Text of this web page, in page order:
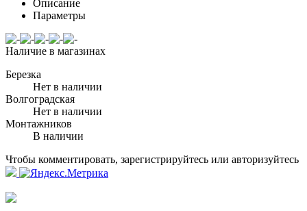
Описание
Параметры
Наличие в магазинах
Березка
Нет в наличии
Волгоградская
Нет в наличии
Монтажников
В наличии
Чтобы комментировать, зарегистрируйтесь или авторизуйтесь